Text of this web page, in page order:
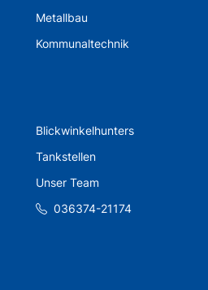
Metallbau
Kommunaltechnik
Blickwinkelhunters
Tankstellen
Unser Team
036374-21174